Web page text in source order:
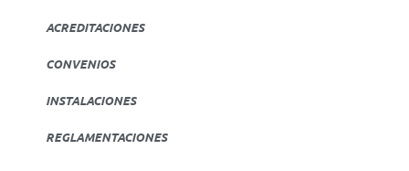
ACREDITACIONES
CONVENIOS
INSTALACIONES
REGLAMENTACIONES